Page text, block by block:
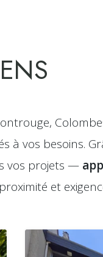
à vos besoins.
vos projets —
et